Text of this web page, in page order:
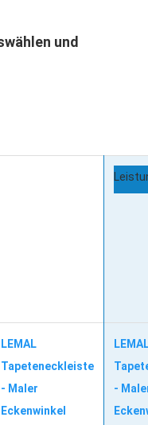
und
LEMAL
Tapeteneckleiste
- Maler
Eckenwinkel
-